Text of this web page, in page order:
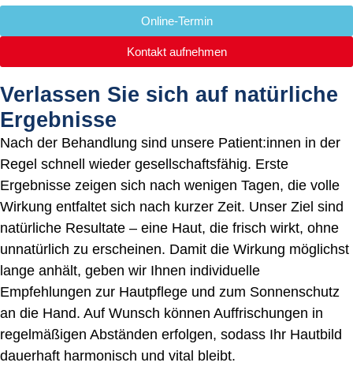
Online-Termin
Kontakt aufnehmen
Verlassen Sie sich auf natürliche
Ergebnisse
Nach der Behandlung sind unsere Patient:innen in der
Regel schnell wieder gesellschaftsfähig. Erste
Ergebnisse zeigen sich nach wenigen Tagen, die volle
Wirkung entfaltet sich nach kurzer Zeit. Unser Ziel sind
natürliche Resultate – eine Haut, die frisch wirkt, ohne
unnatürlich zu erscheinen. Damit die Wirkung möglichst
lange anhält, geben wir Ihnen individuelle
Empfehlungen zur Hautpflege und zum Sonnenschutz
an die Hand. Auf Wunsch können Auffrischungen in
regelmäßigen Abständen erfolgen, sodass Ihr Hautbild
dauerhaft harmonisch und vital bleibt.